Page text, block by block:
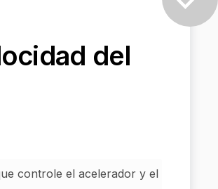
del
controle el acelerador y el